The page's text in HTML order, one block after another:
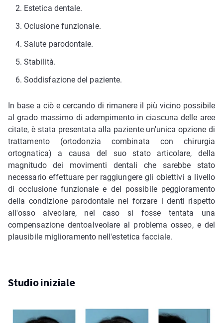
Estetica dentale.
Oclusione funzionale.
Salute parodontale.
Stabilità.
Soddisfazione del paziente.
In base a ciò e cercando di rimanere il più vicino possibile
al grado massimo di adempimento in ciascuna delle aree
citate, è stata presentata alla paziente un'unica opzione di
trattamento (ortodonzia combinata con chirurgia
ortognatica) a causa del suo stato articolare, della
magnitudo dei movimenti dentali che sarebbe stato
necessario effettuare per raggiungere gli obiettivi a livello
di occlusione funzionale e del possibile peggioramento
della condizione parodontale nel forzare i denti rispetto
all'osso alveolare, nel caso si fosse tentata una
compensazione dentoalveolare al problema osseo, e del
plausibile miglioramento nell'estetica facciale.
Studio iniziale